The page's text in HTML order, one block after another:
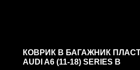
КОВРИК В БАГАЖНИК
AUDI A6 (11-18) SERIES B